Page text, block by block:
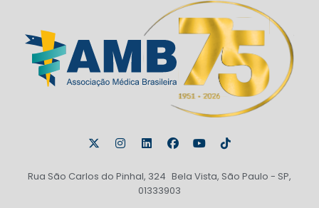
Rua São Carlos do Pinhal, 324 Bela Vista, São Paulo - SP,
01333903